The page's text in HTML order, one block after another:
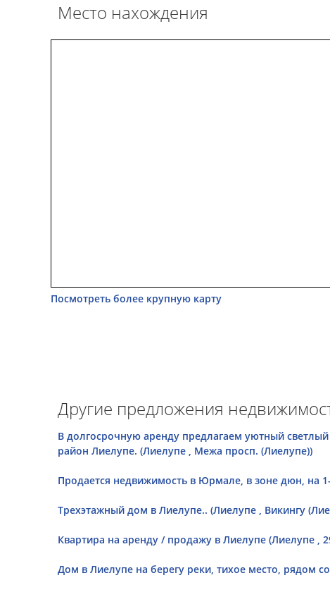
Место нахождения
Посмотреть более крупную карту
Другие предложения
В долгосрочную аренду предлагаем уютный
район Лиелупе. (Лиелупе , Межа просп. (Лиелупе))
Продается недвижимость в Юрмале, в зоне дюн, на
Tрехэтажный дом в Лиелупе.. (Лиелупе , Викингу
Квартира на аренду / продажу в Лиелупе (Лиелупе ,
Дом в Лиелупе на берегу реки, тихое место, рядом